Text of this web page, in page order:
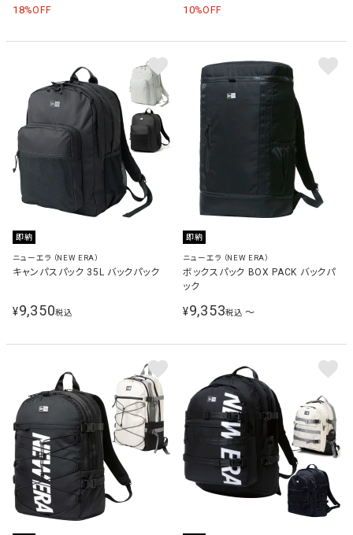
18%OFF 10%OFF
即納
ニューエラ（NEW ERA）
キャンパスパック 35L バックパック
¥9,350税込
即納
ニューエラ（NEW ERA）
ボックスパック BOX PACK バックパ
ック
¥9,353税込 〜